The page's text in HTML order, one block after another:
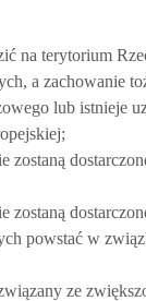
na terytorium
a zachowanie
lub istnieje
zostaną
zostaną
powstać w
ze